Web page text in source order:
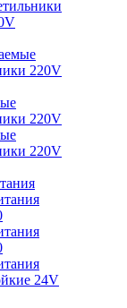
220V
220V
220V
24V